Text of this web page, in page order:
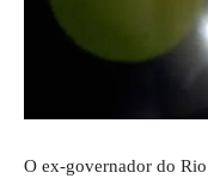
O ex-governador do